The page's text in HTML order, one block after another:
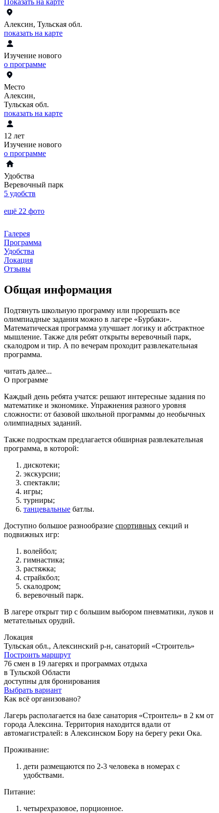
Алексин, Тульская обл.
показать на карте
Изучение нового
о программе
Место
Алексин,
Тульская обл.
показать на карте
12 лет
Изучение нового
о программе
Удобства
Веревочный парк
5 удобств
ещё 22 фото
Галерея
Программа
Удобства
Локация
Отзывы
Общая информация
Подтянуть школьную программу или прорешать все
олимпиадные задания можно в лагере «Бурбаки».
Математическая программа улучшает логику и абстрактное
мышление. Также для ребят открыты веревочный парк,
скалодром и тир. А по вечерам проходит развлекательная
программа.
читать далее...
О программе
Каждый день ребята учатся: решают интересные задания по
математике и экономике. Упражнения разного уровня
сложности: от базовой школьной программы до необычных
олимпиадных заданий.
Также подросткам предлагается обширная развлекательная
программа, в которой:
дискотеки;
экскурсии;
спектакли;
игры;
турниры;
танцевальные батлы.
Доступно большое разнообразие спортивных секций и
подвижных игр:
волейбол;
гимнастика;
растяжка;
страйкбол;
скалодром;
веревочный парк.
В лагере открыт тир с большим выбором пневматики, луков и
метательных орудий.
Локация
Тульская обл., Алексинский р-н, санаторий «Строитель»
Построить маршрут
76 смен в 19 лагерях и программах отдыха
в Тульской Области
доступны для бронирования
Выбрать вариант
Как всё организовано?
Лагерь располагается на базе санатория «Строитель» в 2 км от
города Алексина. Территория находится вдали от
автомагистралей: в Алексинском Бору на берегу реки Ока.
Проживание:
дети размещаются по 2-3 человека в номерах с
удобствами.
Питание:
четырехразовое, порционное.